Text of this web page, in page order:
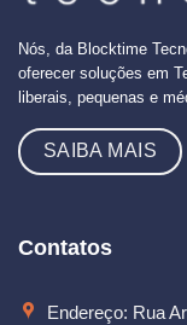
Nós, da Blocktime
oferecer soluções em
liberais, pequenas e
SAIBA MAIS
Contatos
Endereço: Rua